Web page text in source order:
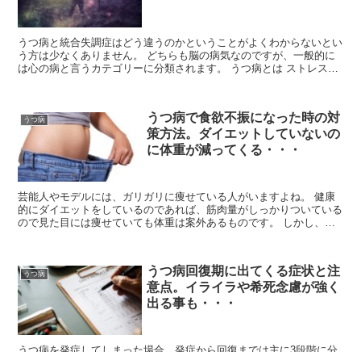
うつ病と統合失調症はどう違うのかということがよくわからないとい
う方は少なくありません。 どちらも脳の病気なのですが、一般的に
は心の病と言うカテゴリーに分類されます。 うつ病とは ストレスな
うつ病
うつ病で食欲不振になった時の対
策方法。ダイエットしていないの
に体重が減ってくる・・・
芸能人やモデルには、ガリガリに痩せている人がいますよね。 健康
的にダイエットをしているのであれば、筋肉量がしっかりついている
ので見た目には痩せていても体重は案外あるものです。 しかし、拒
うつ病
うつ病回復期に出てくる症状と注
意点。イライラや希死念慮が強く
出る事も・・・